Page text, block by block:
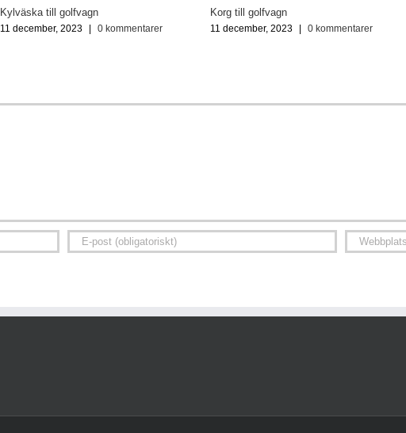
Kylväska till golfvagn
11 december, 2023 | 0 kommentarer
Korg till golfvagn
11 december, 2023 | 0 kommentarer